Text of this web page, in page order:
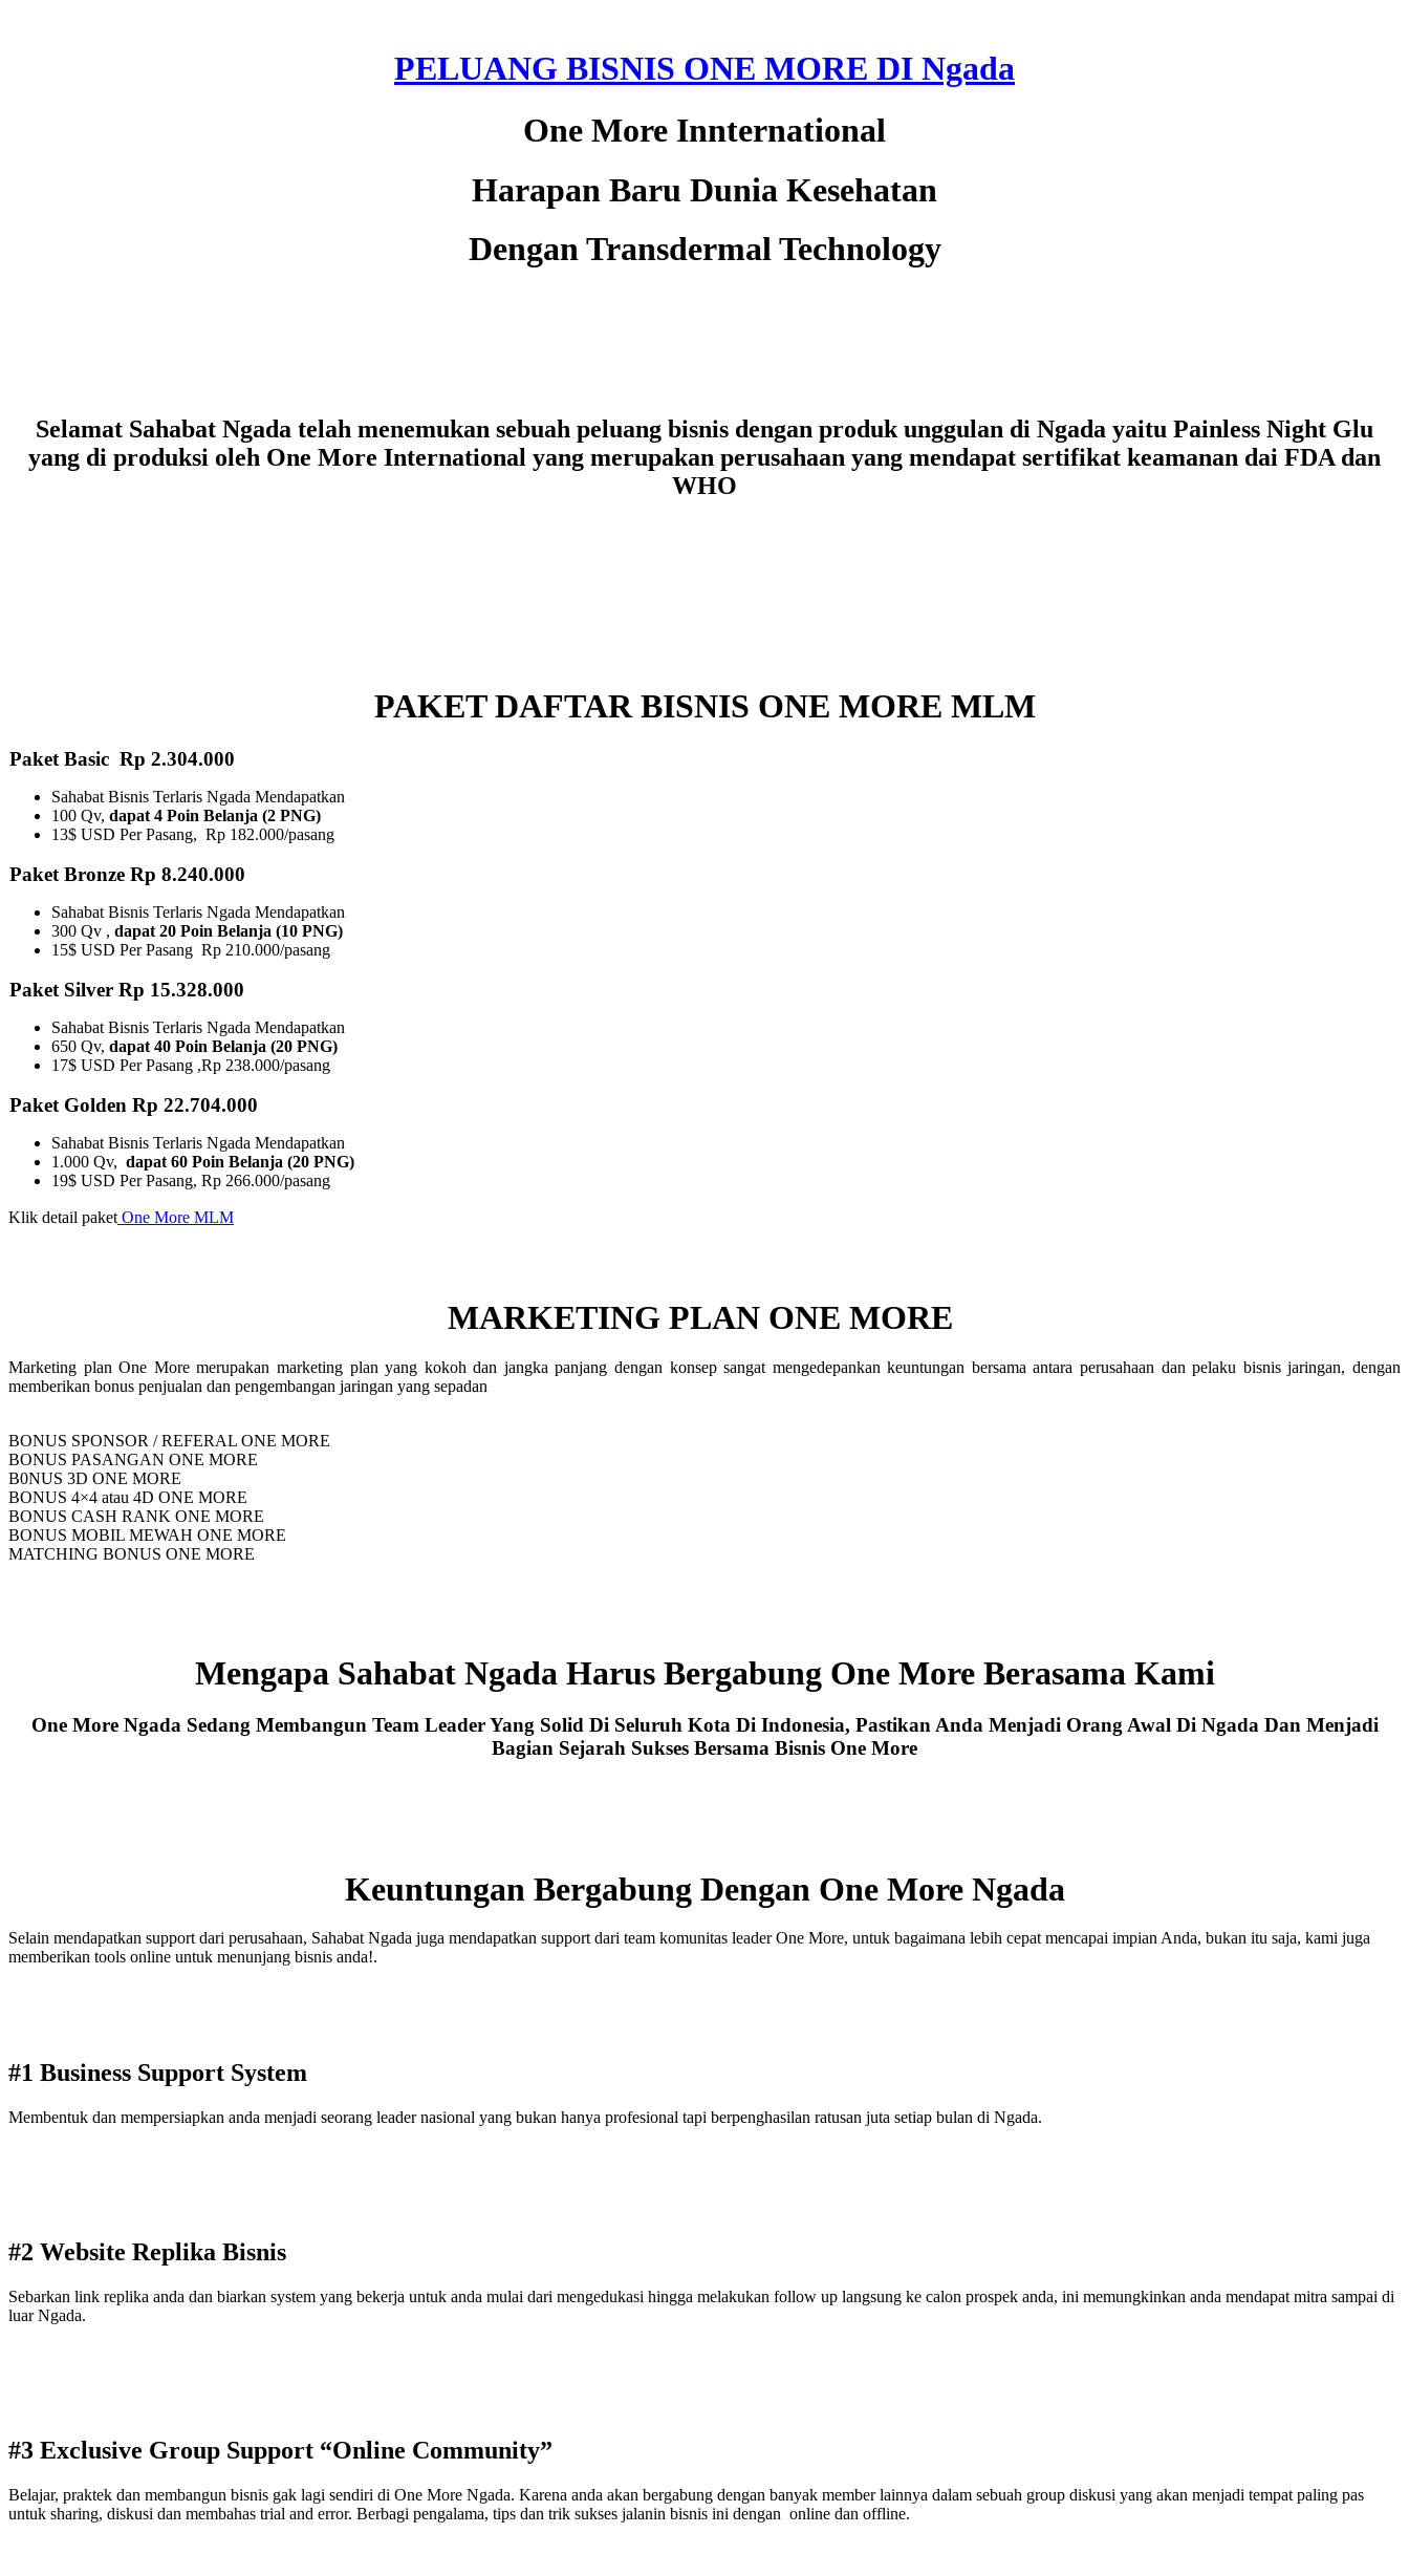
PELUANG BISNIS ONE MORE DI Ngada
One More Innternational
Harapan Baru Dunia Kesehatan
Dengan Transdermal Technology
Selamat Sahabat Ngada telah menemukan sebuah peluang bisnis dengan produk unggulan di Ngada yaitu Painless Night Glu
yang di produksi oleh One More International yang merupakan perusahaan yang mendapat sertifikat keamanan dai FDA dan
WHO
PAKET DAFTAR BISNIS ONE MORE MLM
Paket Basic Rp 2.304.000
Sahabat Bisnis Terlaris Ngada Mendapatkan
100 Qv, dapat 4 Poin Belanja (2 PNG)
13$ USD Per Pasang, Rp 182.000/pasang
Paket Bronze Rp 8.240.000
Sahabat Bisnis Terlaris Ngada Mendapatkan
300 Qv , dapat 20 Poin Belanja (10 PNG)​
15$ USD Per Pasang Rp 210.000/pasang
Paket Silver Rp 15.328.000
Sahabat Bisnis Terlaris Ngada Mendapatkan
650 Qv, dapat 40 Poin Belanja (20 PNG)
17$ USD Per Pasang ,Rp 238.000/pasang
Paket Golden Rp 22.704.000
Sahabat Bisnis Terlaris Ngada Mendapatkan
1.000 Qv, dapat 60 Poin Belanja (20 PNG)
19$ USD Per Pasang, Rp 266.000/pasang
Klik detail paket One More MLM
MARKETING PLAN ONE MORE ​
Marketing plan One More merupakan marketing plan yang kokoh dan jangka panjang dengan konsep sangat mengedepankan keuntungan bersama antara perusahaan dan pelaku bisnis jaringan, dengan
memberikan bonus penjualan dan pengembangan jaringan yang sepadan
BONUS SPONSOR / REFERAL ONE MORE
BONUS PASANGAN ONE MORE
B0NUS 3D ONE MORE
BONUS 4×4 atau 4D ONE MORE
BONUS CASH RANK ONE MORE
BONUS MOBIL MEWAH ONE MORE
MATCHING BONUS ONE MORE
Mengapa Sahabat Ngada Harus Bergabung One More Berasama Kami
One More Ngada Sedang Membangun Team Leader Yang Solid Di Seluruh Kota Di Indonesia, Pastikan Anda Menjadi Orang Awal Di Ngada Dan Menjadi
Bagian Sejarah Sukses Bersama Bisnis One More
Keuntungan Bergabung Dengan One More Ngada
Selain mendapatkan support dari perusahaan, Sahabat Ngada juga mendapatkan support dari team komunitas leader One More, untuk bagaimana lebih cepat mencapai impian Anda, bukan itu saja, kami juga
memberikan tools online untuk menunjang bisnis anda!.
#1 Business Support System
Membentuk dan mempersiapkan anda menjadi seorang leader nasional yang bukan hanya profesional tapi berpenghasilan ratusan juta setiap bulan di Ngada.
#2 Website Replika Bisnis
Sebarkan link replika anda dan biarkan system yang bekerja untuk anda mulai dari mengedukasi hingga melakukan follow up langsung ke calon prospek anda, ini memungkinkan anda mendapat mitra sampai di
luar Ngada.
#3 Exclusive Group Support “Online Community”
Belajar, praktek dan membangun bisnis gak lagi sendiri di One More Ngada. Karena anda akan bergabung dengan banyak member lainnya dalam sebuah group diskusi yang akan menjadi tempat paling pas
untuk sharing, diskusi dan membahas trial and error. Berbagi pengalama, tips dan trik sukses jalanin bisnis ini dengan online dan offline.